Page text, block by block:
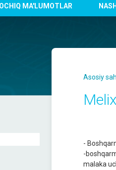
OCHIQ MA'LUMOTLAR
Asosiy
-
-
malaka